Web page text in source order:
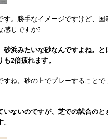
。勝手なイメージですけど、国
感じですか?
浜みたいな砂なんですよね。
2倍疲れます。
ね。砂の上でプレーすることで
ないのですが、芝での試合の